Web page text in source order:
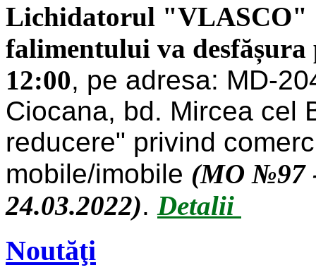
Lichidatorul "VLASCO"
falimentului va desfășura
12:00, pe adresa: MD-
Ciocana, bd. Mircea cel
reducere" privind
mobile/imobile (MO №97
24.03.2022). Detalii
Noutăţi